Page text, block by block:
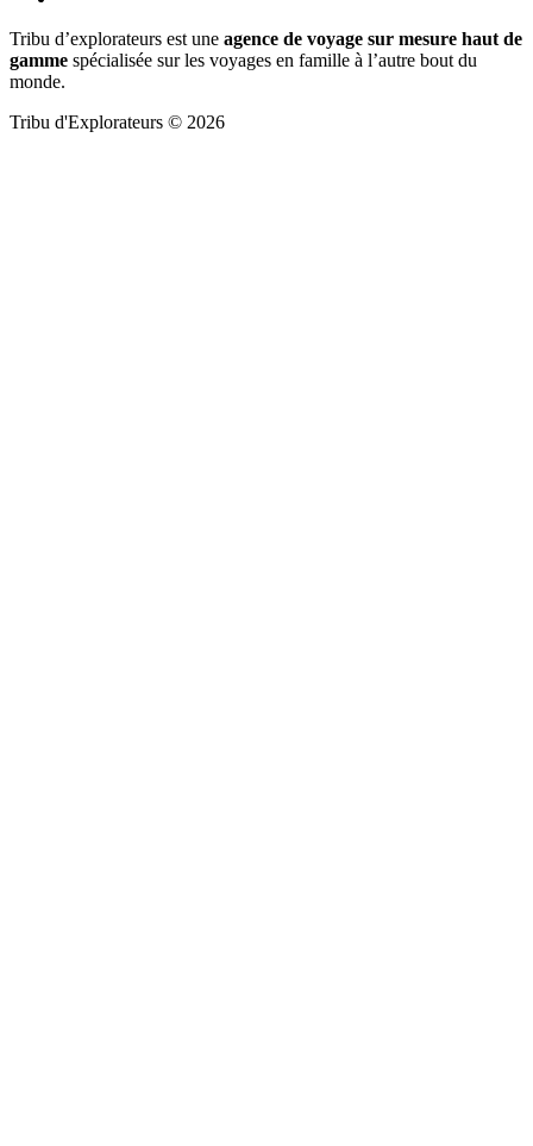
Tribu d’explorateurs est une agence de voyage sur mesure haut de
gamme spécialisée sur les voyages en famille à l’autre bout du
monde.
Tribu d'Explorateurs © 2026